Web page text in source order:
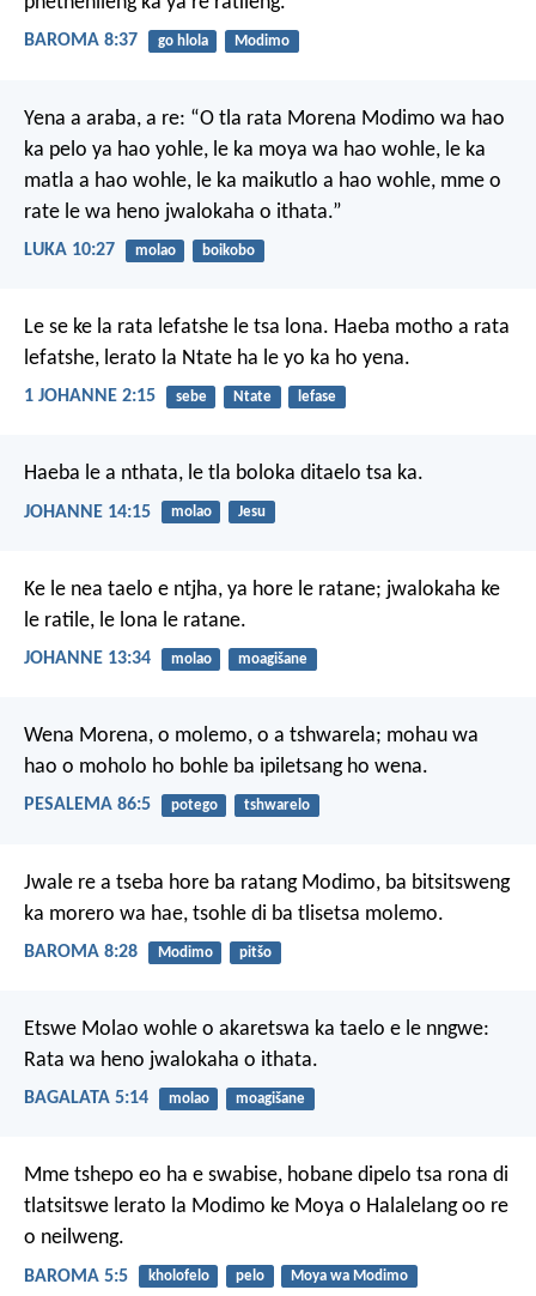
BAROMA 8:37 go hlola Modimo
Yena a araba, a re: “O tla rata Morena Modimo wa hao
ka pelo ya hao yohle, le ka moya wa hao wohle, le ka
matla a hao wohle, le ka maikutlo a hao wohle, mme o
rate le wa heno jwalokaha o ithata.”
LUKA 10:27 molao boikobo
Le se ke la rata lefatshe le tsa lona. Haeba motho a rata
lefatshe, lerato la Ntate ha le yo ka ho yena.
1 JOHANNE 2:15 sebe Ntate lefase
Haeba le a nthata, le tla boloka ditaelo tsa ka.
JOHANNE 14:15 molao Jesu
Ke le nea taelo e ntjha, ya hore le ratane; jwalokaha ke
le ratile, le lona le ratane.
JOHANNE 13:34 molao moagišane
Wena Morena, o molemo, o a tshwarela; mohau wa
hao o moholo ho bohle ba ipiletsang ho wena.
PESALEMA 86:5 potego tshwarelo
Jwale re a tseba hore ba ratang Modimo, ba bitsitsweng
ka morero wa hae, tsohle di ba tlisetsa molemo.
BAROMA 8:28 Modimo pitšo
Etswe Molao wohle o akaretswa ka taelo e le nngwe:
Rata wa heno jwalokaha o ithata.
BAGALATA 5:14 molao moagišane
Mme tshepo eo ha e swabise, hobane dipelo tsa rona di
tlatsitswe lerato la Modimo ke Moya o Halalelang oo re
o neilweng.
BAROMA 5:5 kholofelo pelo Moya wa Modimo